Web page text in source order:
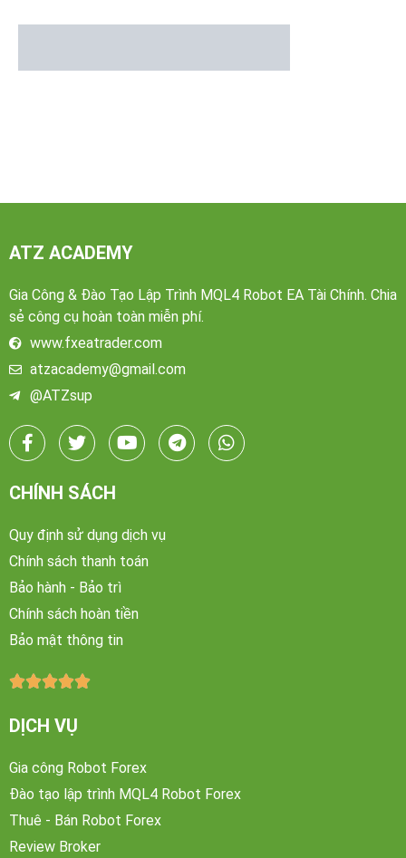
ATZ ACADEMY
Gia Công & Đào Tạo Lập Trình MQL4 Robot EA Tài Chính. Chia
sẻ công cụ hoàn toàn miễn phí.
www.fxeatrader.com
atzacademy@gmail.com
@ATZsup
CHÍNH SÁCH
Quy định sử dụng dịch vụ
Chính sách thanh toán
Bảo hành - Bảo trì
Chính sách hoàn tiền
Bảo mật thông tin

DỊCH VỤ
Gia công Robot Forex
Đào tạo lập trình MQL4 Robot Forex
Thuê - Bán Robot Forex
Review Broker